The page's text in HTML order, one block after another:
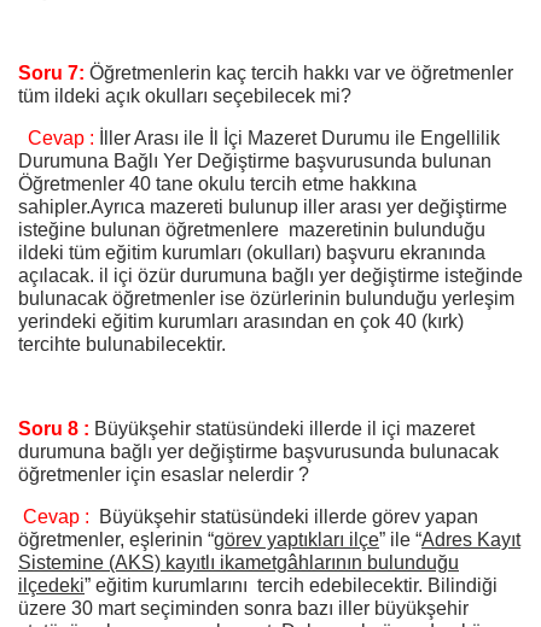
Soru 7: Öğretmenlerin kaç tercih hakkı var ve öğretmenler
tüm ildeki açık okulları seçebilecek mi?
Cevap : İller Arası ile İl İçi Mazeret Durumu ile Engellilik
Durumuna Bağlı Yer Değiştirme başvurusunda bulunan
Öğretmenler 40 tane okulu tercih etme hakkına
sahipler.Ayrıca mazereti bulunup iller arası yer değiştirme
isteğine bulunan öğretmenlere mazeretinin bulunduğu
ildeki tüm eğitim kurumları (okulları) başvuru ekranında
açılacak. il içi özür durumuna bağlı yer değiştirme isteğinde
bulunacak öğretmenler ise özürlerinin bulunduğu yerleşim
yerindeki eğitim kurumları arasından en çok 40 (kırk)
tercihte bulunabilecektir.
Soru 8 : Büyükşehir statüsündeki illerde il içi mazeret
durumuna bağlı yer değiştirme başvurusunda bulunacak
öğretmenler için esaslar nelerdir ?
Cevap : Büyükşehir statüsündeki illerde görev yapan
öğretmenler, eşlerinin “görev yaptıkları ilçe” ile “Adres Kayıt
Sistemine (AKS) kayıtlı ikametgâhlarının bulunduğu
ilçedeki” eğitim kurumlarını tercih edebilecektir. Bilindiği
üzere 30 mart seçiminden sonra bazı iller büyükşehir